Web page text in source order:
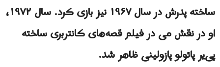
ساخته پدرش در سال ۱۹۶۷ نیز بازی کرد. سال ۱۹۷۲،
او در نقش می در فیلم قصه‌های کانتربری ساخته
پی‌یر پائولو پازولینی ظاهر شد.